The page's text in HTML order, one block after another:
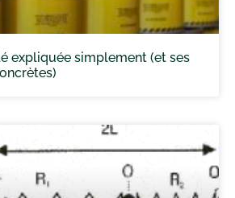
expliquée simplement (et ses